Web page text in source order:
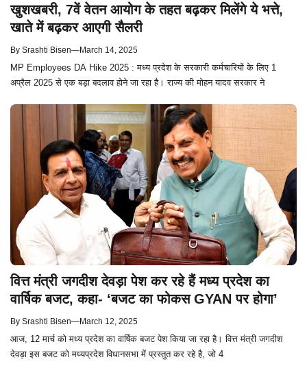
खुशखबरी, 7वें वेतन आयोग के तहत बढ़कर मिलेंगे ये भत्ते,
खाते में बढ़कर आएगी सैलरी
By Srashti Bisen—March 14, 2025
MP Employees DA Hike 2025 : मध्य प्रदेश के सरकारी कर्मचारियों के लिए 1
अप्रैल 2025 से एक बड़ा बदलाव होने जा रहा है। राज्य की मोहन यादव सरकार ने
वित्त मंत्री जगदीश देवड़ा पेश कर रहे हैं मध्य प्रदेश का
वार्षिक बजट, कहा- ‘बजट का फोकस GYAN पर होगा’
By Srashti Bisen—March 12, 2025
आज, 12 मार्च को मध्य प्रदेश का वार्षिक बजट पेश किया जा रहा है। वित्त मंत्री जगदीश
देवड़ा इस बजट को मध्यप्रदेश विधानसभा में प्रस्तुत कर रहे है, जो 4